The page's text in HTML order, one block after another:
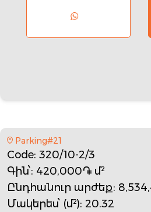
Parking#21
Code: 320/10-2/3
Գին՝: 420,000֏ մ²
Ընդհանուր արժեք:
Մակերես՝ (մ²): 20.32